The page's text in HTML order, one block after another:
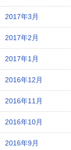
2017年3月
2017年2月
2017年1月
2016年12月
2016年11月
2016年10月
2016年9月